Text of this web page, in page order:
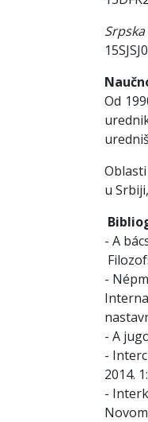
Od
u
- A
-
- A
-
2014.
-